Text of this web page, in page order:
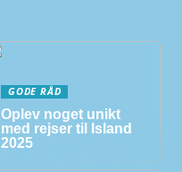
GODE RÅD
Oplev noget unikt
med rejser til Island
2025